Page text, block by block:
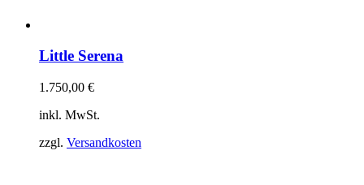
Little Serena
1.750,00 €
inkl. MwSt.
zzgl. Versandkosten